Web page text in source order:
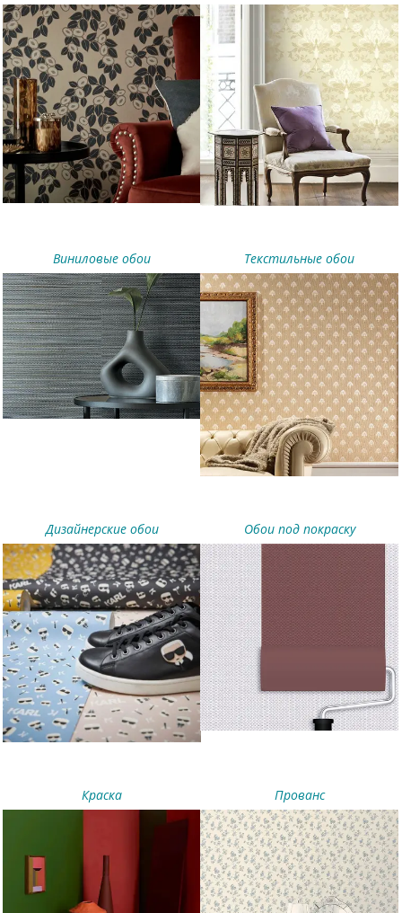
Виниловые обои Текстильные обои
Дизайнерские обои Обои под покраску
Краска Прованс